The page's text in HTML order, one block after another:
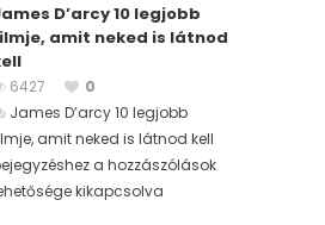
D’arcy 10 legjobb
amit neked is látnod
6427
0
James D’arcy 10 legjobb
amit neked is látnod kell
a hozzászólások
kikapcsolva